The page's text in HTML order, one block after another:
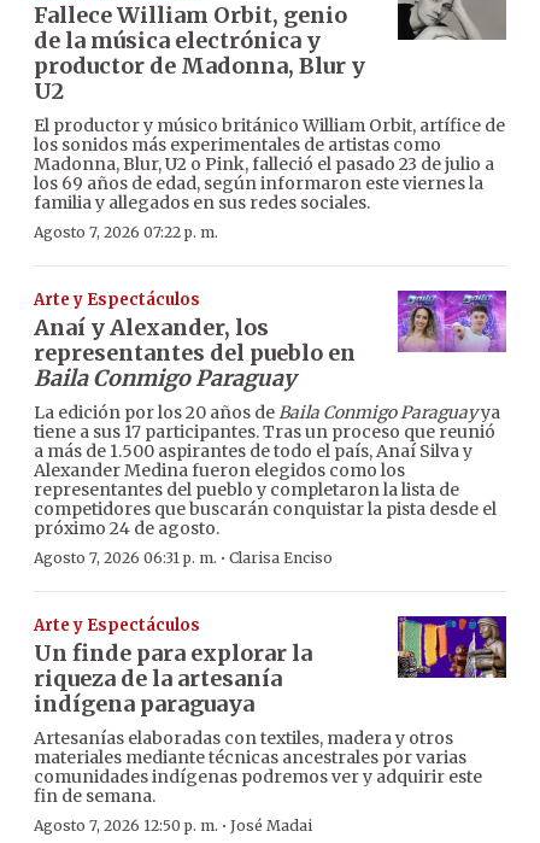
Fallece William Orbit, genio
de la música electrónica y
productor de Madonna, Blur y
U2
El productor y músico británico William Orbit, artífice de
los sonidos más experimentales de artistas como
Madonna, Blur, U2 o Pink, falleció el pasado 23 de julio a
los 69 años de edad, según informaron este viernes la
familia y allegados en sus redes sociales.
Agosto 7, 2026 07:22 p. m.
Arte y Espectáculos
Anaí y Alexander, los
representantes del pueblo en
Baila Conmigo Paraguay
La edición por los 20 años deBaila Conmigo Paraguayya
tiene a sus 17 participantes. Tras un proceso que reunió
a más de 1.500 aspirantes de todo el país, Anaí Silva y
Alexander Medina fueron elegidos como los
representantes del pueblo y completaron la lista de
competidores que buscarán conquistar la pista desde el
próximo 24 de agosto.
Agosto 7, 2026 06:31 p. m. · Clarisa Enciso
Arte y Espectáculos
Un finde para explorar la
riqueza de la artesanía
indígena paraguaya
Artesanías elaboradas con textiles, madera y otros
materiales mediante técnicas ancestrales por varias
comunidades indígenas podremos ver y adquirir este
fin de semana.
Agosto 7, 2026 12:50 p. m. · José Madai